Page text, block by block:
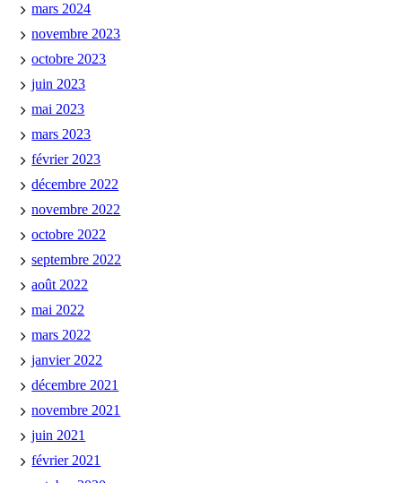
mars 2024
novembre 2023
octobre 2023
juin 2023
mai 2023
mars 2023
février 2023
décembre 2022
novembre 2022
octobre 2022
septembre 2022
août 2022
mai 2022
mars 2022
janvier 2022
décembre 2021
novembre 2021
juin 2021
février 2021